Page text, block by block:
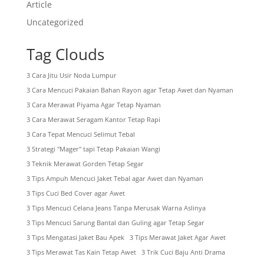
Article
Uncategorized
Tag Clouds
3 Cara Jitu Usir Noda Lumpur
3 Cara Mencuci Pakaian Bahan Rayon agar Tetap Awet dan Nyaman
3 Cara Merawat Piyama Agar Tetap Nyaman
3 Cara Merawat Seragam Kantor Tetap Rapi
3 Cara Tepat Mencuci Selimut Tebal
3 Strategi "Mager" tapi Tetap Pakaian Wangi
3 Teknik Merawat Gorden Tetap Segar
3 Tips Ampuh Mencuci Jaket Tebal agar Awet dan Nyaman
3 Tips Cuci Bed Cover agar Awet
3 Tips Mencuci Celana Jeans Tanpa Merusak Warna Aslinya
3 Tips Mencuci Sarung Bantal dan Guling agar Tetap Segar
3 Tips Mengatasi Jaket Bau Apek
3 Tips Merawat Jaket Agar Awet
3 Tips Merawat Tas Kain Tetap Awet
3 Trik Cuci Baju Anti Drama